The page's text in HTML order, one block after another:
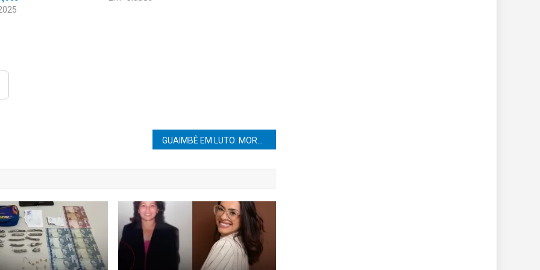
GUAIMBÊ EM LUTO: MORRE MÁRCIA, MORADORA QUERIDA E PESSOA DE CORAÇÃO GENEROSO